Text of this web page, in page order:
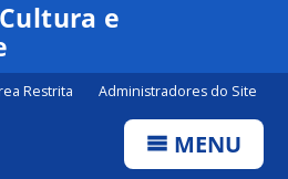
e
Restrita Administradores do Site
MENU